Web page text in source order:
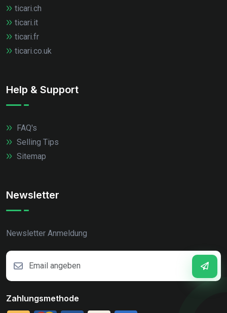
ticari.ch
ticari.it
ticari.fr
ticari.co.uk
Help & Support
FAQ's
Selling Tips
Sitemap
Newsletter
Newsletter Anmeldung
Zahlungsmethode